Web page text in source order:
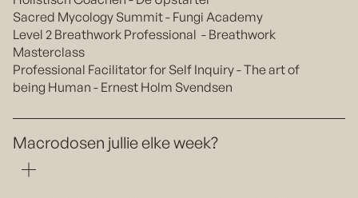
Sacred Mycology Summit - Fungi Academy
Level 2 Breathwork Professional - Breathwork
Masterclass
Professional Facilitator for Self Inquiry - The art of
being Human - Ernest Holm Svendsen
Macrodosen jullie elke week?